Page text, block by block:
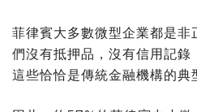
菲律賓大多數微型企業都是非
們沒有抵押品，沒有信用記
這些恰恰是傳統金融機構的典